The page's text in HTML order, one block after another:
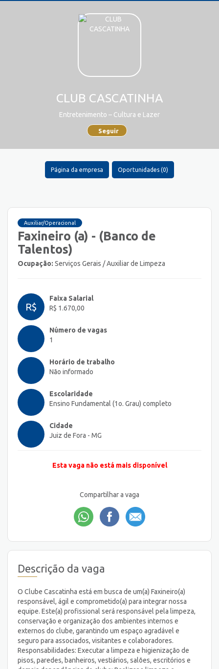
CLUB CASCATINHA
Entretenimento – Cultura e Lazer
Seguir
Página da empresa Oportunidades (0)
Auxiliar/Operacional
Faxineiro (a) - (Banco de
Talentos)
Ocupação: Serviços Gerais / Auxiliar de Limpeza
R$
Faixa Salarial
R$ 1.670,00
Número de vagas
1
Horário de trabalho
Não informado
Escolaridade
Ensino Fundamental (1o. Grau) completo
Cidade
Juiz de Fora - MG
Esta vaga não está mais disponível
Compartilhar a vaga
Descrição da vaga
O Clube Cascatinha está em busca de um(a) Faxineiro(a)
responsável, ágil e comprometido(a) para integrar nossa
equipe. Este(a) profissional será responsável pela limpeza,
conservação e organização dos ambientes internos e
externos do clube, garantindo um espaço agradável e
seguro para associados, visitantes e colaboradores.
Responsabilidades: Executar a limpeza e higienização de
pisos, paredes, banheiros, vestiários, salões, escritórios e